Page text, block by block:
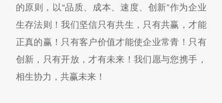
的原则，以“品质、成本、速度、创新”作为企业
生存法则！我们坚信只有共生，只有共赢，才能
正真的赢！只有客户价值才能使企业常青！只有
创新，只有开放，才有未来！我们愿与您携手，
相生协力，共赢未来！